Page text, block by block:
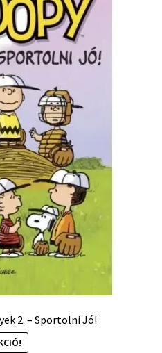
2. – Sportolni Jó!